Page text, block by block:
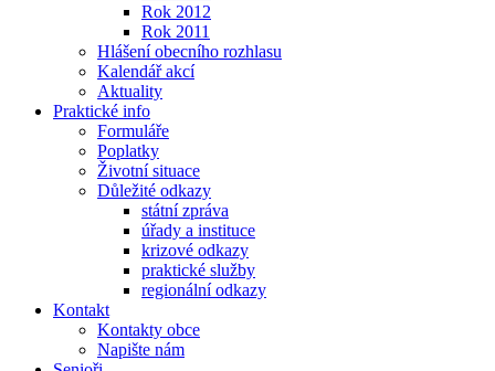
Rok 2012
Rok 2011
Hlášení obecního rozhlasu
Kalendář akcí
Aktuality
Praktické info
Formuláře
Poplatky
Životní situace
Důležité odkazy
státní zpráva
úřady a instituce
krizové odkazy
praktické služby
regionální odkazy
Kontakt
Kontakty obce
Napište nám